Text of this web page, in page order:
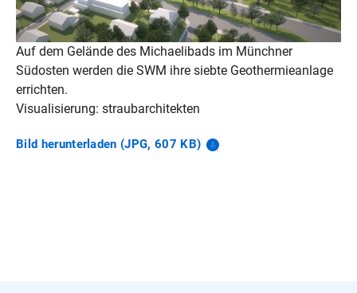
Auf dem Gelände des Michaelibads im Münchner
Südosten werden die SWM ihre siebte Geothermieanlage
errichten.
Visualisierung: straubarchitekten
Bild herunterladen (JPG, 607 KB)